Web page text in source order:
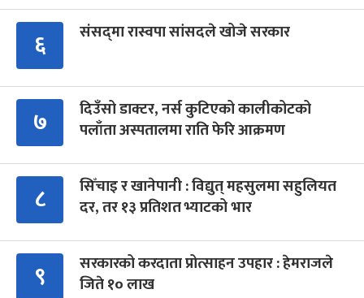
६ संसद्‍मा रास्वपा सांसदले खोजे सरकार
७
दिउँसो डाक्टर, नर्स कुटिएको कालीकोटको
पलाँता अस्पतालमा राति फेरि आक्रमण
८
सिँचाइ र खानेपानी : विद्युत् महसुलमा सहुलियत
दर, तर १३ प्रतिशत भ्याटको भार
९
सरकारको करदाता प्रोत्साहन उपहार : हेमराजले
जिते १० लाख